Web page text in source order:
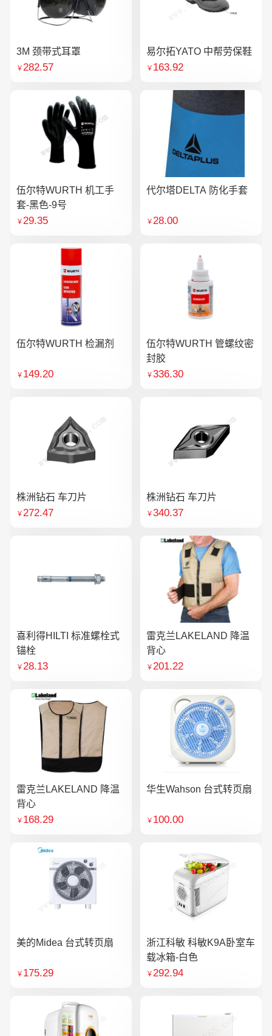
3M 颈带式耳罩
￥282.57
易尔拓YATO 中帮劳保鞋
￥ 163.92
伍尔特WURTH 机工手
套-黑色-9号
￥29.35
代尔塔DELTA 防化手套
￥28.00
伍尔特WURTH 检漏剂
￥ 149.20
伍尔特WURTH 管螺纹密
封胶
￥336.30
株洲钻石 车刀片
￥272.47
株洲钻石 车刀片
￥340.37
喜利得HILTI 标准螺栓式
锚栓
￥28.13
雷克兰LAKELAND 降温
背心
￥201.22
雷克兰LAKELAND 降温
背心
￥ 168.29
华生Wahson 台式转页扇
￥ 100.00
美的Midea 台式转页扇
￥ 175.29
浙江科敏 科敏K9A卧室车
载冰箱-白色
￥292.94